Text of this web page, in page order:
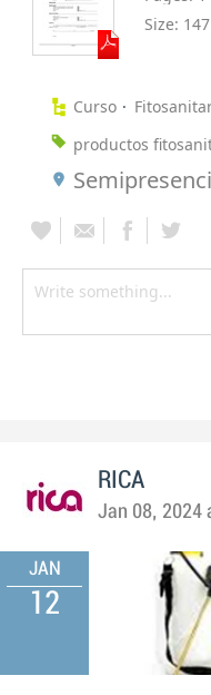
Size:
Curso
productos
RICA
Jan 08, 2024
JAN
12